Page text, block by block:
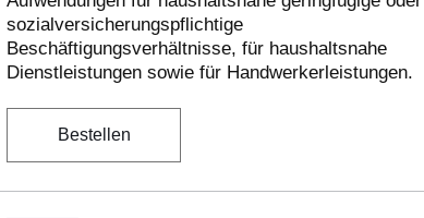
sozialversicherungspflichtige
Beschäftigungsverhältnisse, für haushaltsnahe
Dienstleistungen sowie für Handwerkerleistungen.
Bestellen